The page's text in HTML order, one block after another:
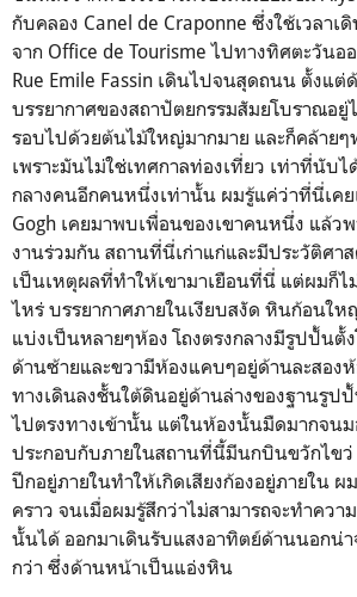
กับคลอง Canel de Craponne ซึ่งใช้เวลา
จาก Office de Tourisme ไปทางทิศตะวันอ
Rue Emile Fassin เดินไปจนสุดถนน ตั้งแต่
บรรยากาศของสถาปัตยกรรมสัมยโบราณอยู่
รอบไปด้วยต้นไม้ใหญ่มากมาย และก็คล้าย
เพราะมันไม่ใช่เทศกาลท่องเที่ยว เท่าที่นับ
กลางคนอีกคนหนึ่งเท่านั้น ผมรู้แค่ว่าที่นี่เค
Gogh เคยมาพบเพื่อนของเขาคนหนึ่ง แล้ว
งานร่วมกัน สถานที่นี่เก่าแก่และมีประวัติศ
เป็นเหตุผลที่ทำให้เขามาเยือนที่นี่ แต่ผมก็ไ
ไหร่ บรรยากาศภายในเงียบสงัด หินก้อนใ
แบ่งเป็นหลายๆห้อง โถงตรงกลางมีรูปปั้นตั้
ด้านซ้ายและขวามีห้องแคบๆอยู่ด้านละสอง
ทางเดินลงชั้นใต้ดินอยู่ด้านล่างของฐานรูป
ไปตรงทางเข้านั้น แต่ในห้องนั้นมืดมากจนม
ประกอบกับภายในสถานที่นี้มีนกบินขวักไขว่
ปีกอยู่ภายในทำให้เกิดเสียงก้องอยู่ภายใน ผ
คราว จนเมื่อผมรู้สึกว่าไม่สามารถจะทำควา
นั้นได้ ออกมาเดินรับแสงอาทิตย์ด้านนอกน่า
กว่า ซึ่งด้านหน้าเป็นแอ่งหิน